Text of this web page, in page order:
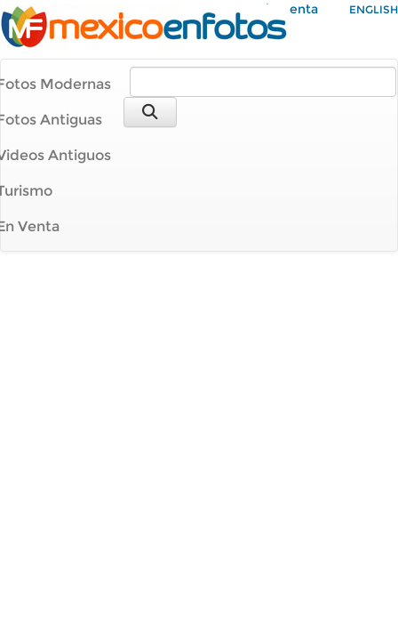
Mi Cuenta ENGLISH
Modernas
Antiguas
Antiguos
Venta